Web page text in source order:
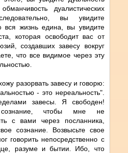
дуалистических
вы увидите
вся жизнь едина, вы увидите
которая освободит вас от
создавших завесу вокруг
что все видимое через эту
разорвать завесу и говорю:
- это нереальность".
завесы. Я свободен!
сознание, чтобы мне не
с вами через посланника,
сознание. Возвысьте свое
говорить непосредственно с
разуме и бытии. Ибо, что